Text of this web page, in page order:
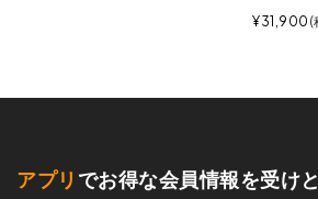
¥31,900
アプリ でお得な会員情報を受け